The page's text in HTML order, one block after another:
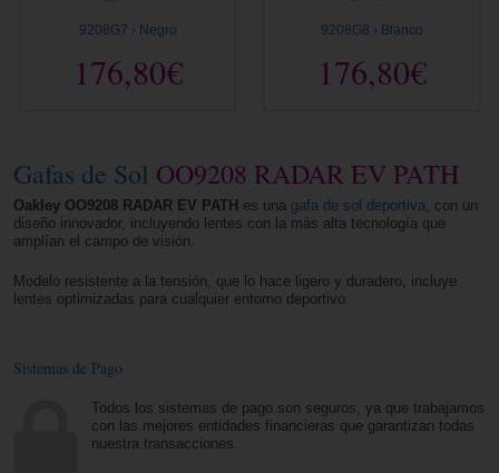
9208G7 › Negro
176,80€
9208G8 › Blanco
176,80€
Gafas de Sol OO9208 RADAR EV PATH
Oakley OO9208 RADAR EV PATH es una gafa de sol deportiva, con un
diseño innovador, incluyendo lentes con la más alta tecnología que
amplían el campo de visión.
Modelo resistente a la tensión, que lo hace ligero y duradero, incluye
lentes optimizadas para cualquier entorno deportivo.
Sistemas de Pago
Todos los sistemas de pago son seguros, ya que trabajamos
con las mejores entidades financieras que garantizan todas
nuestra transacciones.